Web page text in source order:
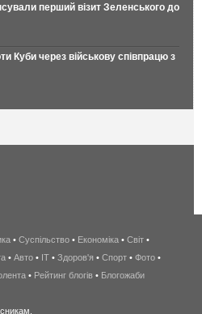
перший візит Зеленського до
Куби через військову співпрацю з
беспроводной
интернет
киев
• Суспільство • Економіка • Світ •
• Авто • IT • Здоров'я • Спорт • Фото •
• Рейтинг блогів • Блогожаби